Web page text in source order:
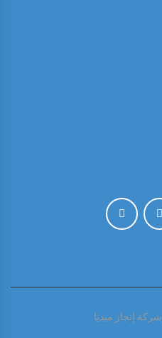
شركة إنجاز ميديا